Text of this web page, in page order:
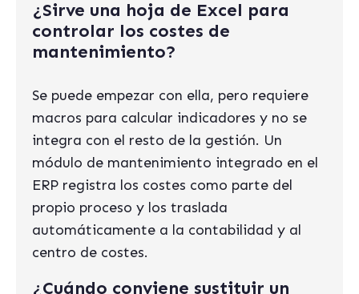
¿Sirve una hoja de Excel para
controlar los costes de
mantenimiento?
Se puede empezar con ella, pero requiere
macros para calcular indicadores y no se
integra con el resto de la gestión. Un
módulo de mantenimiento integrado en el
ERP registra los costes como parte del
propio proceso y los traslada
automáticamente a la contabilidad y al
centro de costes.
¿Cuándo conviene sustituir un